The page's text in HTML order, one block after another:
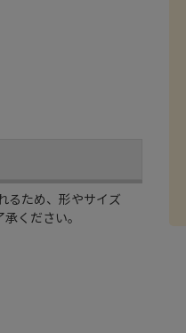
るため、形やサイズ
ください。